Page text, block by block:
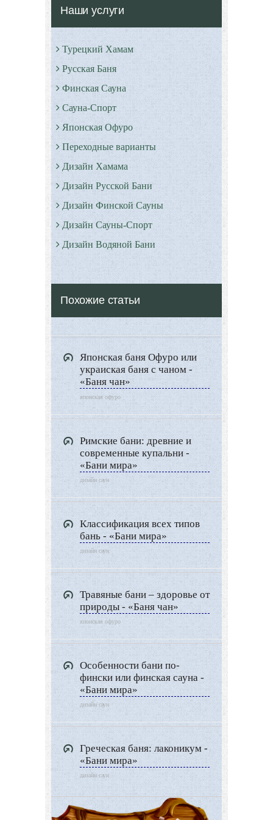
Наши услуги
Турецкий Хамам
Русская Баня
Финская Сауна
Сауна-Спорт
Японская Офуро
Переходные варианты
Дизайн Хамама
Дизайн Русской Бани
Дизайн Финской Сауны
Дизайн Сауны-Спорт
Дизайн Водяной Бани
Римские бани - Термы
Серные бани
Все о Сауне и Банях
Дизайн Саун
Типы Бань
Экстерьер
Декор
Двор и сад
Архитектура
Дизайн интерьера
Ландшафтный дизайн
LIMITED EDITION
Видео новости
Дизайн разное
Другие услуги
Похожие статьи
Японская баня Офуро или
украиская баня с чаном -
«Баня чан»
японская офуро
Римские бани: древние и
современные купальни -
«Бани мира»
дизайн саун
Классификация всех типов
бань - «Бани мира»
дизайн саун
Травяные бани – здоровье от
природы - «Баня чан»
японская офуро
Особенности бани по-
фински или финская сауна -
«Бани мира»
дизайн саун
Греческая баня: лаконикум -
«Бани мира»
дизайн саун